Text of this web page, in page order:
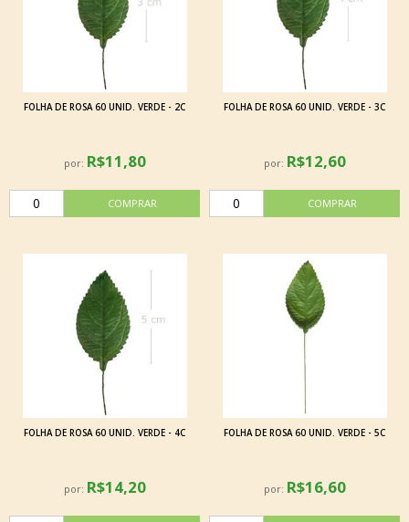
FOLHA DE ROSA 60 UNID. VERDE - 2C
por: R$11,80
FOLHA DE ROSA 60 UNID. VERDE - 3C
por: R$12,60
FOLHA DE ROSA 60 UNID. VERDE - 4C
por: R$14,20
FOLHA DE ROSA 60 UNID. VERDE - 5C
por: R$16,60